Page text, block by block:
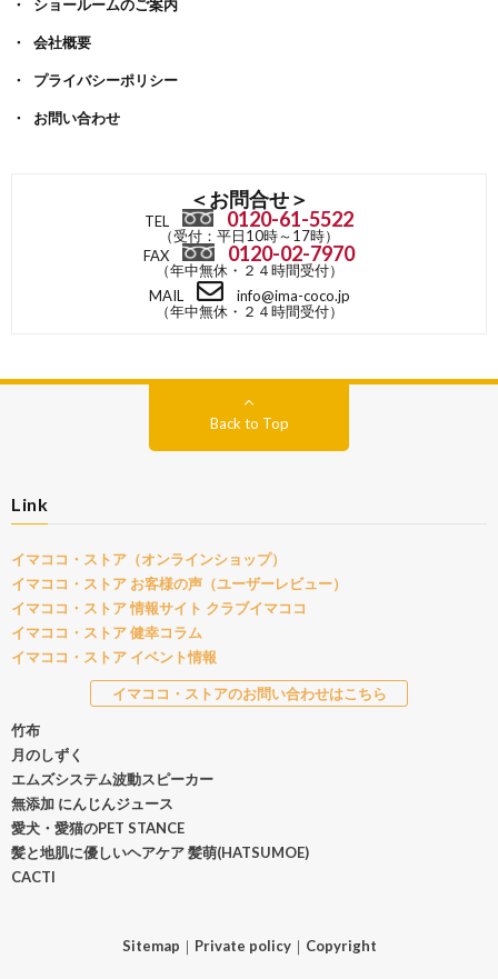
ショールームのご案内
会社概要
プライバシーポリシー
お問い合わせ
＜お問合せ＞
TEL 0120-61-5522
（受付：平日10時～17時）
FAX
0120-02-7970
（年中無休・２４時間受付）
MAIL
info@ima-coco.jp
（年中無休・２４時間受付）
Back to Top
Link
イマココ・ストア（オンラインショップ）
イマココ・ストア お客様の声（ユーザーレビュー）
イマココ・ストア 情報サイト クラブイマココ
イマココ・ストア 健幸コラム
イマココ・ストア イベント情報
イマココ・ストアのお問い合わせはこちら
竹布
月のしずく
エムズシステム波動スピーカー
無添加 にんじんジュース
愛犬・愛猫のPET STANCE
髪と地肌に優しいヘアケア 髪萌(HATSUMOE)
CACTI
Sitemap ｜ Private policy｜ Copyright